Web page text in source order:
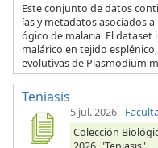
Este conjunto de datos
ías y metadatos asociados
ógico de malaria. El
malárico en tejido
evolutivas de Plasmodium
Teniasis
5 jul. 2026-
Colección